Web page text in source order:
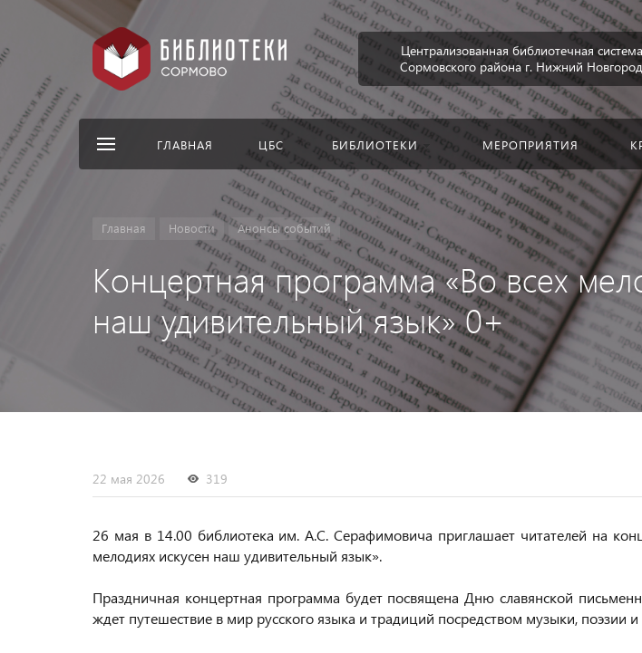
Централизованная библиотечная система
Сормовского района г. Нижний Новгород
ГЛАВНАЯ ЦБС БИБЛИОТЕКИ МЕРОПРИЯТИЯ
Главная Новости Анонсы событий
Концертная программа «Во всех
наш удивительный язык» 0+
22 мая 2026 319
26 мая в 14.00 библиотека им. А.С. Серафимовича приглашает читателей на
мелодиях искусен наш удивительный язык».
Праздничная концертная программа будет посвящена Дню славянской
ждет путешествие в мир русского языка и традиций посредством музыки, поэзии